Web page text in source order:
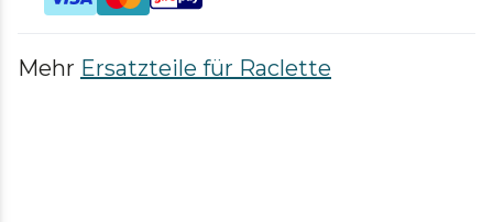
Mehr Ersatzteile für Raclette